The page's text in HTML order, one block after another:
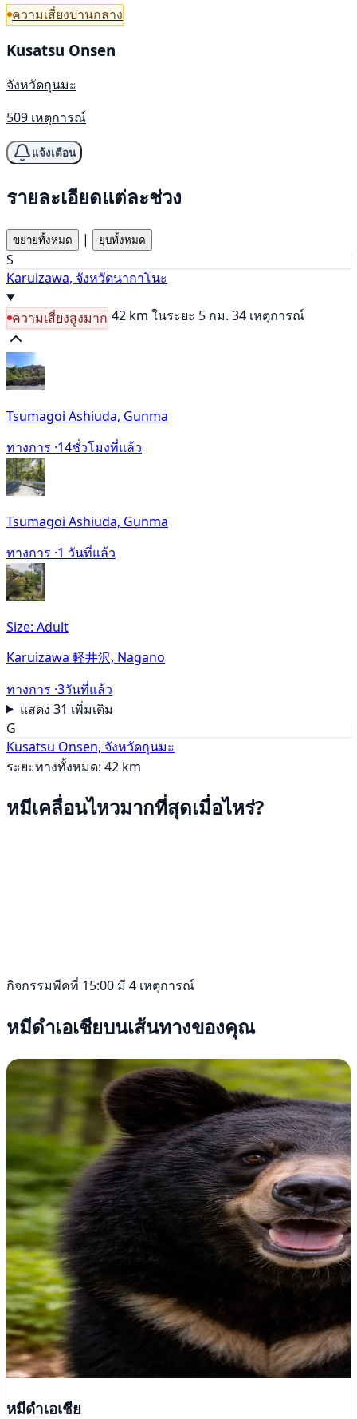
ความเสี่ยงปานกลาง
Kusatsu Onsen
จังหวัดกุนมะ
509 เหตุการณ์
แจ้งเตือน
รายละเอียดแต่ละช่วง
ขยายทั้งหมด | ยุบทั้งหมด
S
Karuizawa, จังหวัดนากาโนะ
ความเสี่ยงสูงมาก 42 km ในระยะ 5 กม. 34 เหตุการณ์
Tsumagoi Ashiuda, Gunma
ทางการ ·14ชั่วโมงที่แล้ว
Tsumagoi Ashiuda, Gunma
ทางการ ·1 วันที่แล้ว
Size: Adult
Karuizawa 軽井沢, Nagano
ทางการ ·3วันที่แล้ว
แสดง 31 เพิ่มเติม
G
Kusatsu Onsen, จังหวัดกุนมะ
ระยะทางทั้งหมด: 42 km
หมีเคลื่อนไหวมากที่สุดเมื่อไหร่?
กิจกรรมพีคที่ 15:00 มี 4 เหตุการณ์
หมีดำเอเชียบนเส้นทางของคุณ
หมีดำเอเชีย